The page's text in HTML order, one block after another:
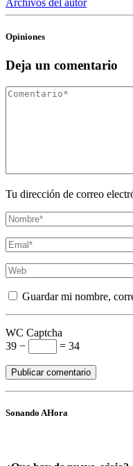
Opiniones
Deja un comentario
Tu dirección de correo
Guardar mi nombre,
WC Captcha
39 −
= 34
Sonando AHora